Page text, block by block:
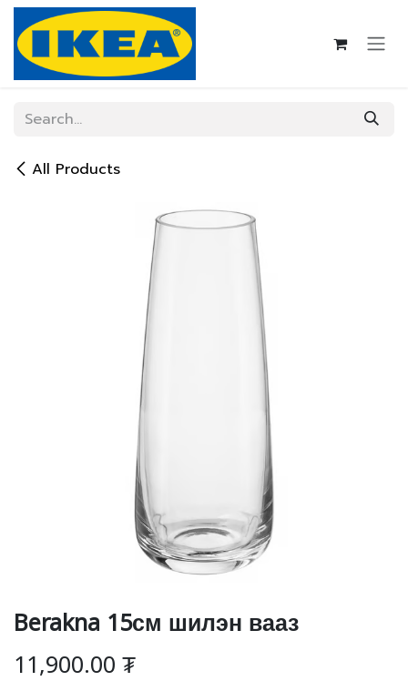
Skip to Content
All Products
Berakna 15см шилэн вааз
11,900.00₮